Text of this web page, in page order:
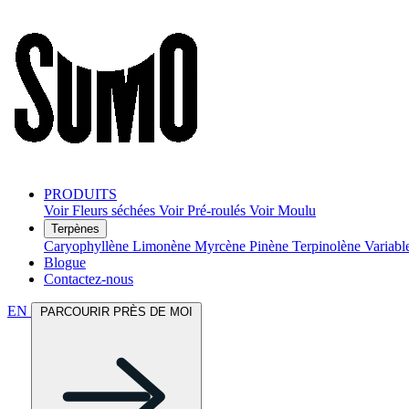
PRODUITS
Voir Fleurs séchées Voir Pré-roulés Voir Moulu
Terpènes
Caryophyllène Limonène Myrcène Pinène Terpinolène
Blogue
Contactez-nous
EN PARCOURIR PRÈS DE MOI